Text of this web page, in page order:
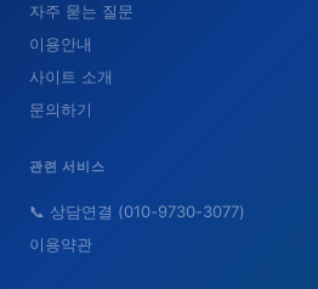
자주 묻는 질문
이용안내
사이트 소개
문의하기
관련 서비스
📞 상담연결 (010-9730-3077)
이용약관